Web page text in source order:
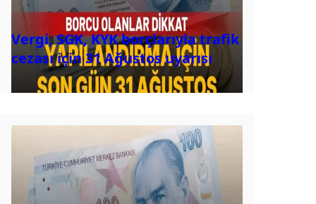
Vergi, SGK, KYK borçlarıyla trafik
cezası için 31 Ağustos uyarısı